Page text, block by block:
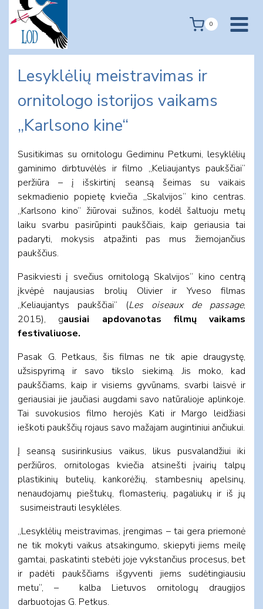
content
0
Lesyklėlių meistravimas ir
ornitologo istorijos vaikams
„Karlsono kine“
Susitikimas su ornitologu Gediminu Petkumi, lesyklėlių
gaminimo dirbtuvėlės ir filmo „Keliaujantys paukščiai“
peržiūra – į išskirtinį seansą šeimas su vaikais
sekmadienio popietę kviečia „Skalvijos“ kino centras.
„Karlsono kino“ žiūrovai sužinos, kodėl šaltuoju metų
laiku svarbu pasirūpinti paukščiais, kaip geriausia tai
padaryti, mokysis atpažinti pas mus žiemojančius
paukščius.
Pasikviesti į svečius ornitologą Skalvijos“ kino centrą
įkvėpė naujausias brolių Olivier ir Yveso filmas
„Keliaujantys paukščiai“ (Les oiseaux de passage,
2015), gausiai apdovanotas filmų vaikams
festivaliuose.
Pasak G. Petkaus, šis filmas ne tik apie draugystę,
užsispyrimą ir savo tikslo siekimą. Jis moko, kad
paukščiams, kaip ir visiems gyvūnams, svarbi laisvė ir
geriausiai jie jaučiasi augdami savo natūralioje aplinkoje.
Tai suvokusios filmo herojės Kati ir Margo leidžiasi
ieškoti paukščių rojaus savo mažajam augintiniui ančiukui.
Į seansą susirinkusius vaikus, likus pusvalandžiui iki
peržiūros, ornitologas kviečia atsinešti įvairių talpų
plastikinių butelių, kankorėžių, stambesnių apelsinų,
nenaudojamų pieštukų, flomasterių, pagaliukų ir iš jų
susimeistrauti lesyklėles.
„Lesyklėlių meistravimas, įrengimas – tai gera priemonė
ne tik mokyti vaikus atsakingumo, skiepyti jiems meilę
gamtai, paskatinti stebėti joje vykstančius procesus, bet
ir padėti paukščiams išgyventi jiems sudėtingiausiu
metu“, – kalba Lietuvos ornitologų draugijos
darbuotojas G. Petkus.